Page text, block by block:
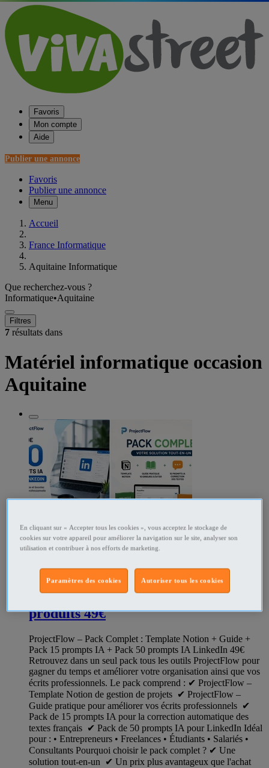
Favoris
Mon compte
Aide
Publier une annonce
Favoris
Publier une annonce
Menu
Accueil
France Informatique
Aquitaine Informatique
Que recherchez-vous ?
Informatique•Aquitaine
Filtres
7 résultats dans
Matériel informatique occasion
Aquitaine
347824345
ProjectFlow – Pack Complet 4
produits 49€
ProjectFlow – Pack Complet : Template Notion + Guide +
Pack 15 prompts IA + Pack 50 prompts IA LinkedIn 49€
Retrouvez dans un seul pack tous les outils ProjectFlow pour
gagner du temps et améliorer votre organisation ainsi que vos
écrits professionnels. Le pack comprend : ✔ ProjectFlow –
Template Notion de gestion de projets ✔ ProjectFlow –
Guide pratique pour améliorer vos écrits professionnels ✔
Pack de 15 prompts IA pour la correction automatique des
textes français ✔ Pack de 50 prompts IA pour LinkedIn Idéal
pour : • Entrepreneurs • Freelances • Étudiants • Salariés •
Consultants Pourquoi choisir le pack complet ? ✔ Une
solution tout-en-un ✔ Un prix plus avantageux que l'achat
En cliquant sur « Accepter tous les cookies », vous acceptez le stockage de
cookies sur votre appareil pour améliorer la navigation sur le site, analyser son
utilisation et contribuer à nos efforts de marketing.
Autoriser tous les cookies
Paramètres des cookies